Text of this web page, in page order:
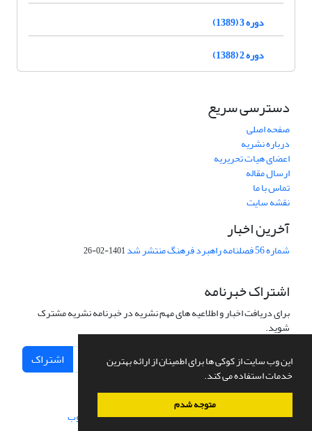
این وب سایت از کوکی ها برای اطمینان از ارائه بهترین
خدمات استفاده می کند.
متوجه شدم
دوره 3 (1389)
دوره 2 (1388)
دسترسی سریع
صفحه اصلی
درباره نشریه
اعضای هیات تحریریه
ارسال مقاله
تماس با ما
نقشه سایت
آخرین اخبار
شماره 56 فصلنامه راهبرد فرهنگ منتشر شد 1401-02-26
اشتراک خبرنامه
برای دریافت اخبار و اطلاعیه های مهم نشریه در خبرنامه نشریه مشترک
شوید.
اشتراک
سامانه مدیریت نشریات علمی.طراحی و پیاده سازی از سیناوب